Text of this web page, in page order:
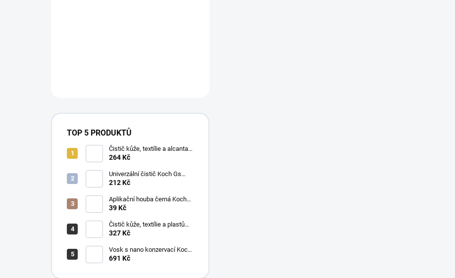
TOP 5 PRODUKTŮ
Čistič kůže, textílie a alcantary
Koch Pol Star 1 l 619-1L-01
264 Kč
Univerzální čistič Koch Gs
Green Star 1 l
212 Kč
Aplikační houba černá Koch
999038
39 Kč
Čistič kůže, textílie a plastů
Koch Mzr Mehrzweckreiniger
327 Kč
Vosk s nano konzervací Koch
Pw Protector Wax 1 l
691 Kč